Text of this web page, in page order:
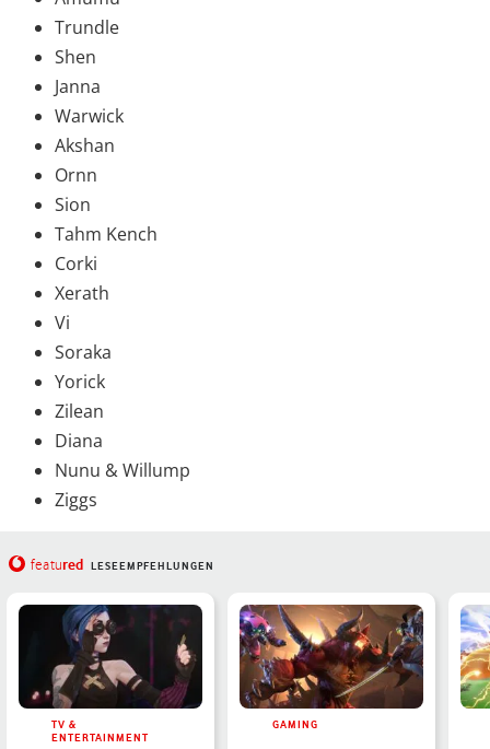
Trundle
Shen
Janna
Warwick
Akshan
Ornn
Sion
Tahm Kench
Corki
Xerath
Vi
Soraka
Yorick
Zilean
Diana
Nunu & Willump
Ziggs
featured LESEEMPFEHLUNGEN
TV &
ENTERTAINMENT
GAMING